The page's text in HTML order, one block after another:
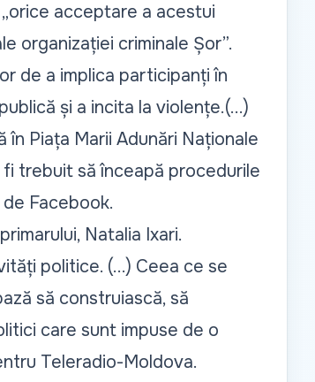
„orice acceptare a acestui
organizației criminale Șor”.
de a implica participanți în
și a incita la violențe.(...)
Piața Marii Adunări Naționale
trebuit să înceapă procedurile
Facebook.
Natalia Ixari.
politice. (...) Ceea ce se
să construiască, să
care sunt impuse de o
Teleradio-Moldova.